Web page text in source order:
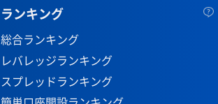
ランキング
総合ランキング
レバレッジランキング
スプレッドランキング